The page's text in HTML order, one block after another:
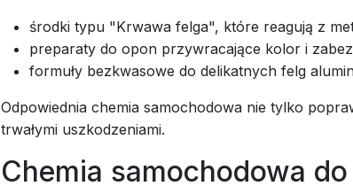
środki typu "Krwawa felga", które reagują z
preparaty do opon przywracające kolor i
formuły bezkwasowe do delikatnych felg
Odpowiednia chemia samochodowa nie tylko
trwałymi uszkodzeniami.
Chemia samochodowa